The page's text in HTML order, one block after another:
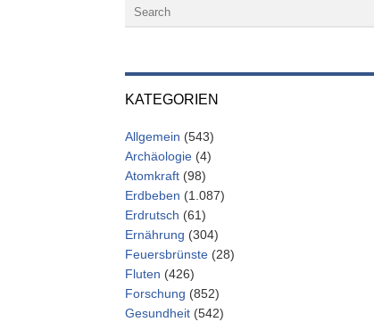
KATEGORIEN
Allgemein (543)
Archäologie (4)
Atomkraft (98)
Erdbeben (1.087)
Erdrutsch (61)
Ernährung (304)
Feuersbrünste (28)
Fluten (426)
Forschung (852)
Gesundheit (542)